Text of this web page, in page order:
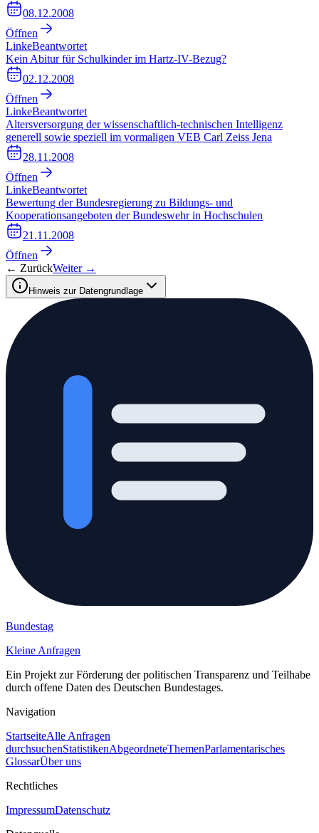
08.12.2008
Öffnen
LinkeBeantwortet
Kein Abitur für Schulkinder im Hartz-IV-Bezug?
02.12.2008
Öffnen
LinkeBeantwortet
Altersversorgung der wissenschaftlich-technischen Intelligenz
generell sowie speziell im vormaligen VEB Carl Zeiss Jena
28.11.2008
Öffnen
LinkeBeantwortet
Bewertung der Bundesregierung zu Bildungs- und
Kooperationsangeboten der Bundeswehr in Hochschulen
21.11.2008
Öffnen
← ZurückWeiter →
Hinweis zur Datengrundlage
Bundestag
Kleine Anfragen
Ein Projekt zur Förderung der politischen Transparenz und Teilhabe
durch offene Daten des Deutschen Bundestages.
Navigation
StartseiteAlle Anfragen
durchsuchenStatistikenAbgeordneteThemenParlamentarisches
GlossarÜber uns
Rechtliches
ImpressumDatenschutz